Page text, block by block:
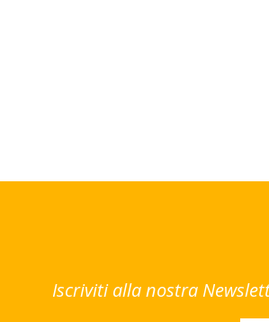
Iscriviti alla nostra